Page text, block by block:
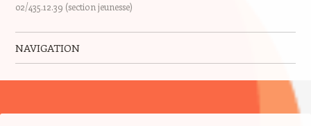
02/435.12.39 (section jeunesse)
NAVIGATION